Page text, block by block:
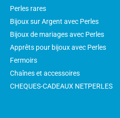
Perles rares
Bijoux sur Argent avec Perles
Bijoux de mariages avec Perles
Apprêts pour bijoux avec Perles
Fermoirs
Chaînes et accessoires
CHEQUES-CADEAUX NETPERLES